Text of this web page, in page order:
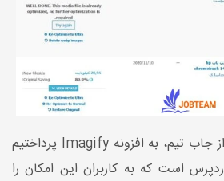
از جاب تیم، به افزونه Imagify پرداختیم
است که به کاربران این امکان را